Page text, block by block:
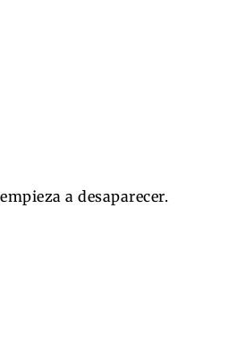
a desaparecer.